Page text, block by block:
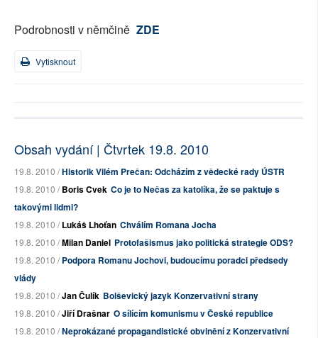
Podrobnosti v němčině ZDE
Vytisknout
Obsah vydání | Čtvrtek 19.8. 2010
19.8. 2010 /Historik Vilém Prečan: Odcházím z vědecké rady ÚSTR
19.8. 2010 /Boris Cvek Co je to Nečas za katolíka, že se paktuje s
takovými lidmi?
19.8. 2010 /Lukáš Lhoťan Chválím Romana Jocha
19.8. 2010 /Milan Daniel Protofašismus jako politická strategie ODS?
19.8. 2010 /Podpora Romanu Jochovi, budoucímu poradci předsedy
vlády
19.8. 2010 /Jan Čulík Bolševický jazyk Konzervativní strany
19.8. 2010 /Jiří Drašnar O sílícím komunismu v České republice
19.8. 2010 /Neprokázané propagandistické obvinění z Konzervativní